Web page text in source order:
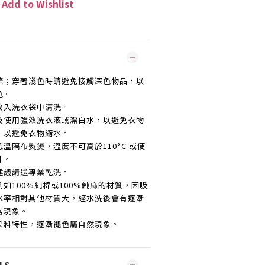
Add to Wishlist
穿著淺色時請避免接觸深色物品，以
洗衣袋中清洗。
使用強效洗衣液或漂白水，以避免衣物
避免衣物縮水。
溫隔布熨燙，溫度不可高於110°C 或使
請送專業乾洗。
如100%純棉或100%純麻的材質，因吸
率相對其他材質大，經水洗後會有逐漸
象。
特性，逐漸褪色屬自然現象。